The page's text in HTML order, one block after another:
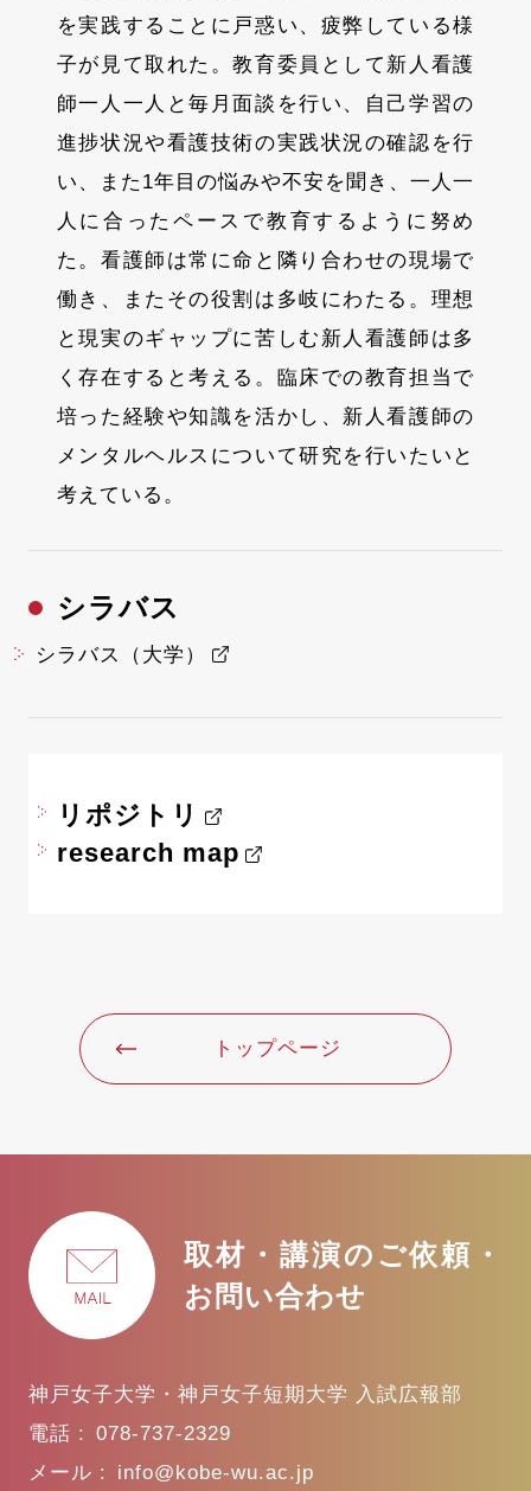
を実践することに戸惑い、疲弊している様
子が見て取れた。教育委員として新人看護
師一人一人と毎月面談を行い、自己学習の
進捗状況や看護技術の実践状況の確認を行
い、また1年目の悩みや不安を聞き、一人一
人に合ったペースで教育するように努め
た。看護師は常に命と隣り合わせの現場で
働き、またその役割は多岐にわたる。理想
と現実のギャップに苦しむ新人看護師は多
く存在すると考える。臨床での教育担当で
培った経験や知識を活かし、新人看護師の
メンタルヘルスについて研究を行いたいと
考えている。
シラバス
シラバス（大学）
リポジトリ
research map
トップページ
取材・講演のご依頼・
お問い合わせ
神戸女子大学・神戸女子短期大学 入試広報部
電話 :
078-737-2329
メール :
info@kobe-wu.ac.jp